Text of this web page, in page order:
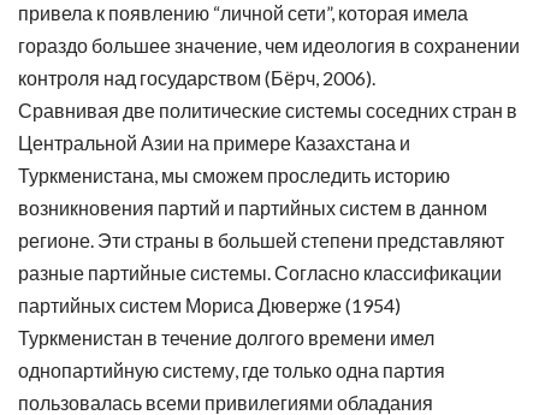
привела к появлению “личной сети”, которая имела
гораздо большее значение, чем идеология в сохранении
контроля над государством (Бёрч, 2006).
Сравнивая две политические системы соседних стран в
Центральной Азии на примере Казахстана и
Туркменистана, мы сможем проследить историю
возникновения партий и партийных систем в данном
регионе. Эти страны в большей степени представляют
разные партийные системы. Согласно классификации
партийных систем Мориса Дюверже (1954)
Туркменистан в течение долгого времени имел
однопартийную систему, где только одна партия
пользовалась всеми привилегиями обладания